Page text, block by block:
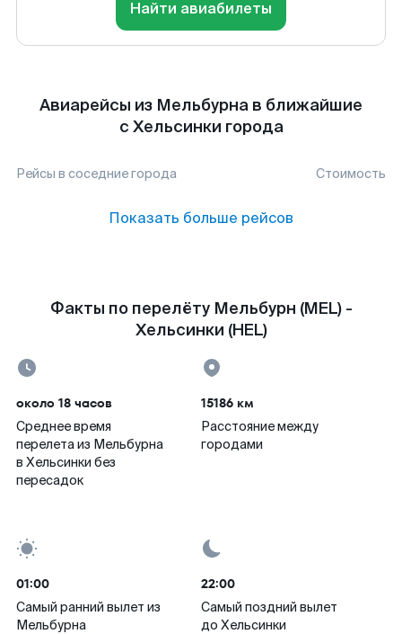
Найти авиабилеты
Авиарейсы из Мельбурна в ближайшие
с Хельсинки города
Рейсы в соседние города Стоимость
Показать больше рейсов
Факты по перелёту Мельбурн (MEL) -
Хельсинки (HEL)
около 18 часов
Среднее время
перелета из Мельбурна
в Хельсинки без
пересадок
15186 км
Расстояние между
городами
01:00
Самый ранний вылет из
Мельбурна
22:00
Самый поздний вылет
до Хельсинки